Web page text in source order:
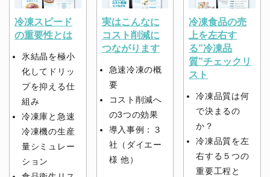
冷凍スピード
の重要性とは
氷結晶を極小
化してドリッ
プを抑える仕
組み
冷凍庫と急速
冷凍機の生産
量シミュレー
ション
実はこんなに
コスト削減に
つながります
急速冷凍の概
要
コスト削減へ
の3つの効果
導入事例：３
社（ダイエー
様 他）
冷凍食品の売
上を左右す
る”冷凍品
質”チェックリ
スト
冷凍品質は何
で決まるの
か？
冷凍品質を左
右する５つの
重要工程と